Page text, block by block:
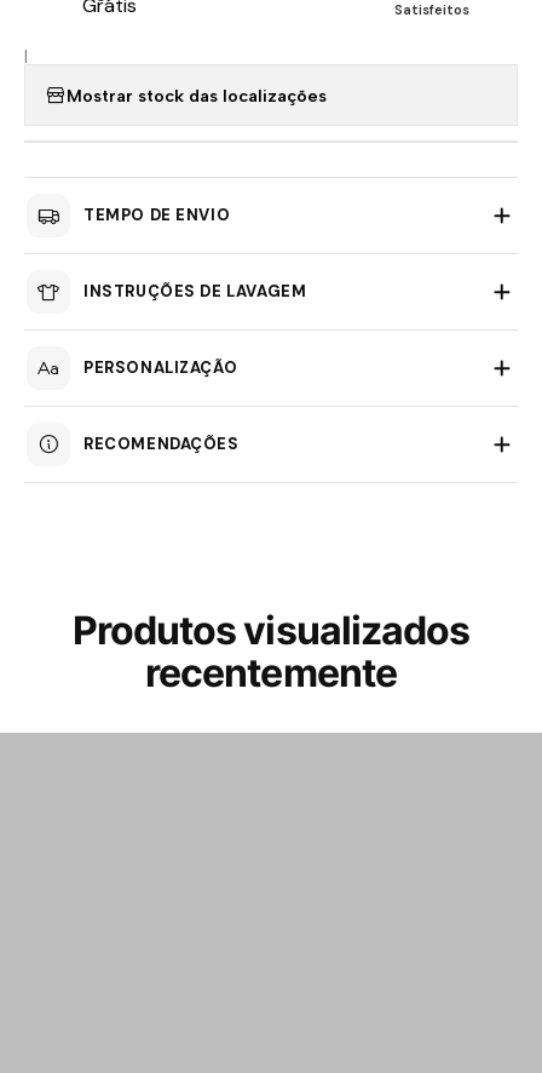
Satisfeitos
|
Mostrar stock das localizações
TEMPO DE ENVIO
INSTRUÇÕES DE LAVAGEM
PERSONALIZAÇÃO
RECOMENDAÇÕES
Produtos visualizados
recentemente